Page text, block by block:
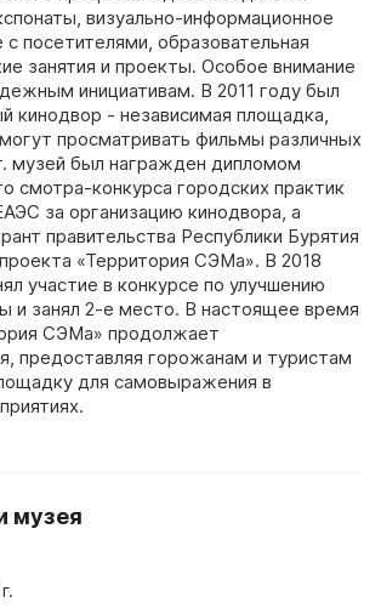
визуально-информационное
посетителями, образовательная
занятия и проекты. Особое внимание
инициативам. В 2011 году был
кинодвор - независимая площадка,
просматривать фильмы различных
музей был награжден дипломом
смотра-конкурса городских практик
за организацию кинодвора, а
правительства Республики Бурятия
«Территория СЭМа». В 2018
участие в конкурсе по улучшению
и занял 2-е место. В настоящее время
СЭМа» продолжает
предоставляя горожанам и туристам
для самовыражения в
музея